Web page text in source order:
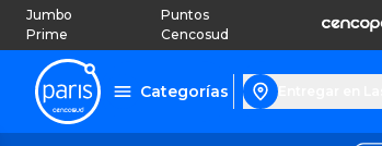
Jumbo
Prime
Puntos
Cencosud
Categorías